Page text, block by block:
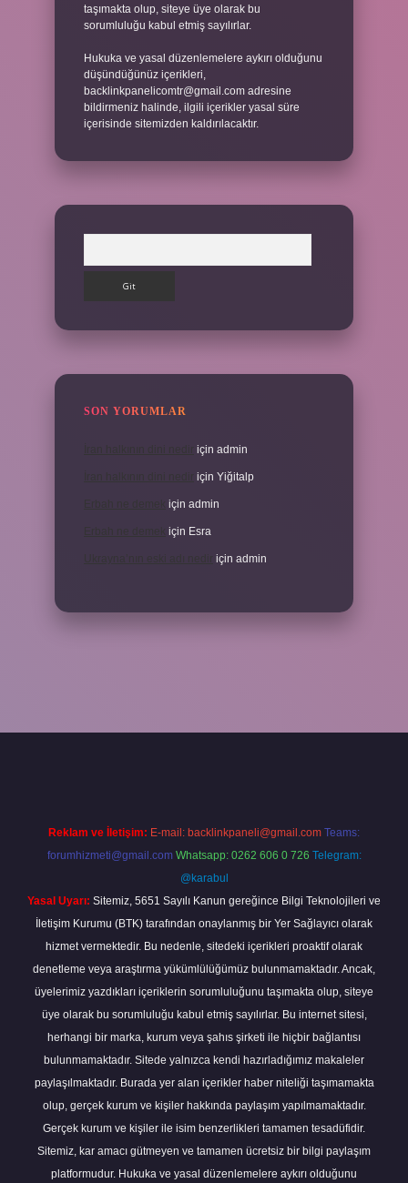
taşımakta olup, siteye üye olarak bu
sorumluluğu kabul etmiş sayılırlar.
Hukuka ve yasal düzenlemelere aykırı olduğunu
düşündüğünüz içerikleri,
backlinkpanelicomtr@gmail.com adresine
bildirmeniz halinde, ilgili içerikler yasal süre
içerisinde sitemizden kaldırılacaktır.
SON YORUMLAR
için admin
için Yiğitalp
için admin
için Esra
için admin
Reklam ve İletişim: E-mail: backlinkpaneli@gmail.com Teams:
forumhizmeti@gmail.com Whatsapp: 0262 606 0 726 Telegram:
@karabul
Yasal Uyarı: Sitemiz, 5651 Sayılı Kanun gereğince Bilgi Teknolojileri ve
İletişim Kurumu (BTK) tarafından onaylanmış bir Yer Sağlayıcı olarak
hizmet vermektedir. Bu nedenle, sitedeki içerikleri proaktif olarak
denetleme veya araştırma yükümlülüğümüz bulunmamaktadır. Ancak,
üyelerimiz yazdıkları içeriklerin sorumluluğunu taşımakta olup, siteye
üye olarak bu sorumluluğu kabul etmiş sayılırlar. Bu internet sitesi,
herhangi bir marka, kurum veya şahıs şirketi ile hiçbir bağlantısı
bulunmamaktadır. Sitede yalnızca kendi hazırladığımız makaleler
paylaşılmaktadır. Burada yer alan içerikler haber niteliği taşımamakta
olup, gerçek kurum ve kişiler hakkında paylaşım yapılmamaktadır.
Gerçek kurum ve kişiler ile isim benzerlikleri tamamen tesadüfidir.
Sitemiz, kar amacı gütmeyen ve tamamen ücretsiz bir bilgi paylaşım
platformudur. Hukuka ve yasal düzenlemelere aykırı olduğunu